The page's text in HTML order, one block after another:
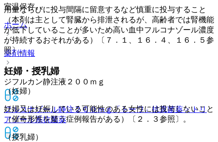
室温保存。
ホーム
薬剤情報
ジフルカン静注液２００ｍｇ
フルコナゾール静注２００ｍｇ「トーワ」抗真菌薬 > トリ
アゾール系抗菌薬
用量ならびに投与間隔に留意するなど慎重に投与すること
（本剤は主として腎臓から排泄されるが、高齢者では腎機能
が低下していることが多いため高い血中フルコナゾール濃度
が持続するおそれがある）〔７．１、１６．４、１６．５参
照〕。
妊婦・授乳婦
（妊婦）
妊婦又は妊娠している可能性のある女性には投与しないこと
（催奇形性を疑う症例報告がある）〔２．３参照〕。
（授乳婦）